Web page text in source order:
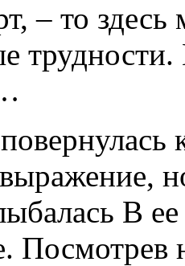
– то
В ее
Посмотрев